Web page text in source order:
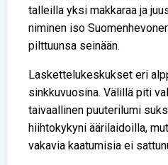
talleilla yksi makkaraa ja
niminen iso
pilttuunsa seinään.
Laskettelukeskukset eri
sinkkuvuosina. Välillä piti
taivaallinen puuterilumi
hiihtokykyni äärilaidoilla,
vakavia kaatumisia ei